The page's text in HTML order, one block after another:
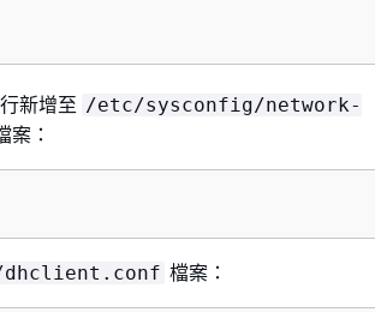
新增至 /etc/sysconfig/network-
案：
檔案：